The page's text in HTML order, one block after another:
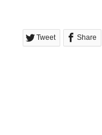
Tweet Share